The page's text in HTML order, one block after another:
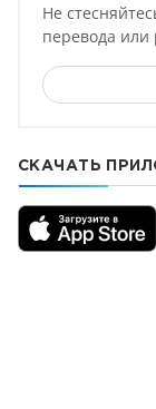
Не
перевода
СКАЧАТЬ